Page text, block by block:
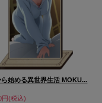
ら始める異世界生活 MOKU...
円(税込)